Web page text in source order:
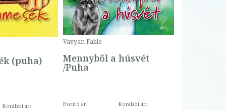
(puha)
Korábbi ár:
Vavyan Fable
Mennyből a húsvét
/Puha
Borító ár: Korábbi ár: